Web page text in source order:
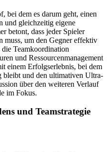
bei dem es darum geht, einen
und gleichzeitig eigene
betont, dass jeder Spieler
muss, um den Gegner effektiv
Teamkoordination
und Ressourcenmanagement
einem Erfolgserlebnis, bei dem
bleibt und den ultimativen Ultra-
über den weiteren Verlauf
im Fokus.
und Teamstrategie